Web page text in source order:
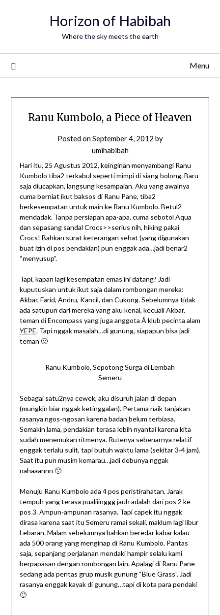
Horizon of Habibah
Where the sky meets the earth
Menu
Ranu Kumbolo, a Piece of Heaven
Posted onSeptember 4, 2012 by
umihabibah
Hari itu, 25 Agustus 2012, keinginan menyambangi Ranu
Kumbolo tiba2 terkabul seperti mimpi di siang bolong. Baru
saja diucapkan, langsung kesampaian. Aku yang awalnya
cuma berniat ikut baksos di Ranu Pane, tiba2
berkesempatan untuk main ke Ranu Kumbolo. Betul2
mendadak. Tanpa persiapan apa-apa, cuma sebotol Aqua
dan sepasang sandal Crocs>>serius nih, hiking pakai
Crocs! Bahkan surat keterangan sehat (yang digunakan
buat izin di pos pendakian) pun enggak ada…jadi benar2
“menyusup”.
Tapi, kapan lagi kesempatan emas ini datang? Jadi
kuputuskan untuk ikut saja dalam rombongan mereka:
Akbar, Farid, Andru, Kancil, dan Cukong. Sebelumnya tidak
ada satupun dari mereka yang aku kenal, kecuali Akbar,
teman di Encompass yang juga anggota Â klub pecinta alam
YEPE. Tapi nggak masalah…di gunung, siapapun bisa jadi
teman 🙂
Ranu Kumbolo, Sepotong Surga di Lembah
Semeru
Sebagai satu2nya cewek, aku disuruh jalan di depan
(mungkin biar nggak ketinggalan). Pertama naik tanjakan
rasanya ngos-ngosan karena badan belum terbiasa.
Semakin lama, pendakian terasa lebih nyantai karena kita
sudah menemukan ritmenya. Rutenya sebenarnya relatif
enggak terlalu sulit, tapi butuh waktu lama (sekitar 3-4 jam).
Saat itu pun musim kemarau…jadi debunya nggak
nahaaannn 🙁
Menuju Ranu Kumbolo ada 4 pos peristirahatan. Jarak
tempuh yang terasa pualiiinggg jauh adalah dari pos 2 ke
pos 3. Ampun-ampunan rasanya. Tapi capek itu nggak
dirasa karena saat itu Semeru ramai sekali, maklum lagi libur
Lebaran. Malam sebelumnya bahkan beredar kabar kalau
ada 500 orang yang menginap di Ranu Kumbolo. Pantas
saja, sepanjang perjalanan mendaki hampir selalu kami
berpapasan dengan rombongan lain. Apalagi di Ranu Pane
sedang ada pentas grup musik gunung “Blue Grass”. Jadi
rasanya enggak kayak di gunung…tapi di kota para pendaki
🙂